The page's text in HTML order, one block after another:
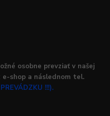
osobne prevziať v našej
e-shop a následnom tel.
!!!).